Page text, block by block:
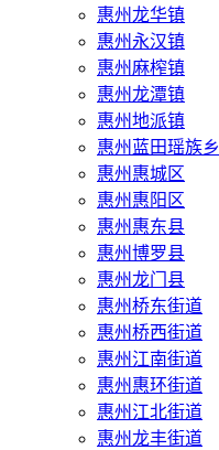
惠州龙华镇
惠州永汉镇
惠州麻榨镇
惠州龙潭镇
惠州地派镇
惠州蓝田瑶族乡
惠州惠城区
惠州惠阳区
惠州惠东县
惠州‌博罗县
惠州‌龙门县
惠州桥东街道
惠州桥西街道
惠州江南街道
惠州惠环街道
惠州江北街道
惠州龙丰街道